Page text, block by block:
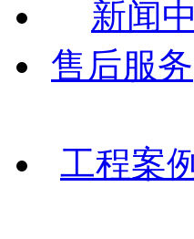
新闻
售后服务
工程案例